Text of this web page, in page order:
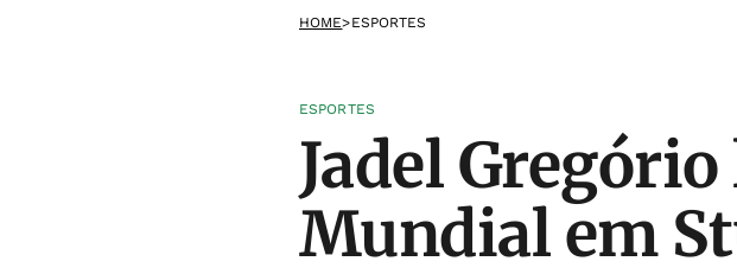
HOME>ESPORTES
ESPORTES
Jadel
Mundial em